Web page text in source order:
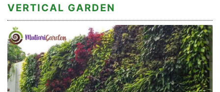
VERTICAL GARDEN